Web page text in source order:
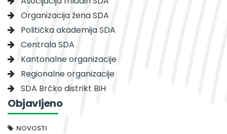
Organizacija žena SDA
Politička akademija SDA
Centrala SDA
Kantonalne organizacije
Regionalne organizacije
SDA Brčko distrikt BiH
Objavljeno
NOVOSTI